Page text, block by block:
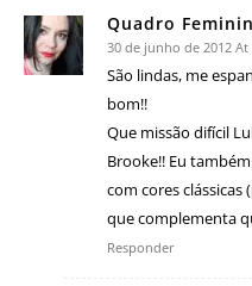
Quadro
30 de junho de 2012 At
São lindas, me
bom!!
Que missão difícil
Brooke!! Eu
com cores
que complementa
Responder